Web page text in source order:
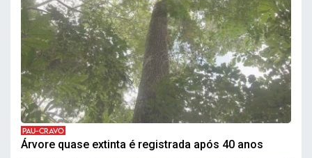
PAU-CRAVO
Árvore quase extinta é registrada após 40 anos